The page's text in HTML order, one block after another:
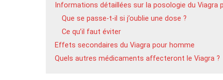
Informations détaillées sur la posologie du Viagra
Que se passe-t-il si j’oublie une dose ?
Ce qu’il faut éviter
Effets secondaires du Viagra pour homme
Quels autres médicaments affecteront le Viagra ?